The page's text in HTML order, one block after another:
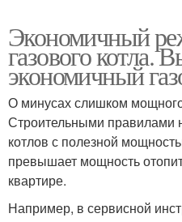
Экономичный
газового котла.
экономичный
О минусах слишком
Строительными правилами
котлов с полезной
превышает мощность
квартире.
Например, в сервисной